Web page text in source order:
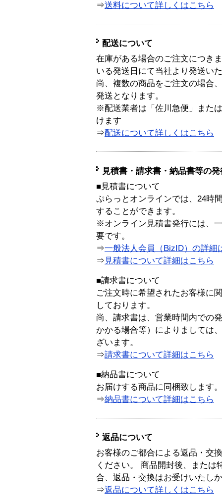
⇒送料について詳しくはこちら
配送について
在庫がある場合のご注文につき
いる発送日にて当社より発送い
尚、複数の商品をご注文の場合
発送となります。
※配送業者は「佐川急便」また
けます
⇒配送について詳しくはこちら
見積書・請求書・納品書等の
■見積書について
ぷらっとオンラインでは、24時
することができます。
※オンライン見積書発行には、
要です。
⇒一般法人会員（BizID）の詳細
⇒ 見積書について詳細はこちら
■請求書について
ご注文時に希望されたお客様に
しております。
尚、請求書は、営業時間内での
かかる場合等）によりましては
ざいます。
⇒請求書について詳細はこちら
■納品書について
お届けする商品に同梱致します。
⇒納品書について詳細はこちら
返品について
お客様のご都合による返品・交
ください。 商品開封後、または
合、返品・交換はお受けいたし
⇒返品について詳しくはこちら